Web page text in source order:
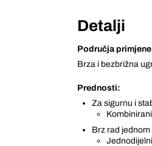
Detalji
Područja
Brza i bezbrižna
Prednosti:
Za sigurnu i
Brz rad jednom